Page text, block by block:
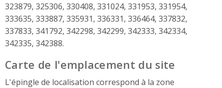
323879, 325306, 330408, 331024, 331953, 331954,
333635, 333887, 335931, 336331, 336464, 337832,
337833, 341792, 342298, 342299, 342333, 342334,
342335, 342388.
Carte de l'emplacement du site
L'épingle de localisation correspond à la zone